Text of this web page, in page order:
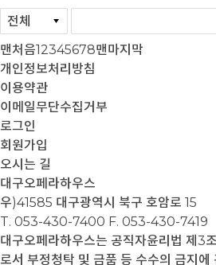
맨처음12345678맨마지막
개인정보처리방침
이용약관
이메일무단수집거부
로그인
회원가입
오시는 길
대구오페라하우스
우)41585 대구광역시 북구 호암로 15
T. 053-430-7400 F. 053-430-7419
대구오페라하우스는 공직자윤리법 제3
로서 부정청탁 및 금품 등 수수의 금지에